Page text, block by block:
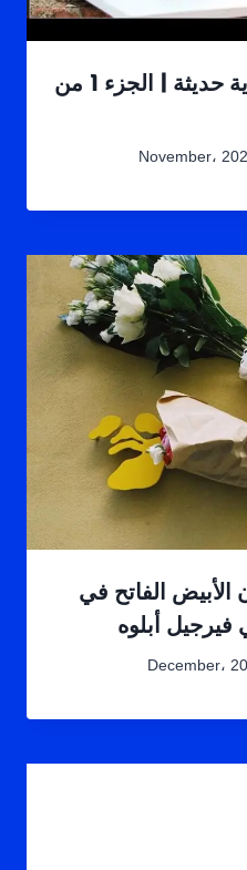
صنع نموذج فيلا معمارية حديثة | الجزء 1 من
الأبيض الفاتح في
فيرجيل أبلوه